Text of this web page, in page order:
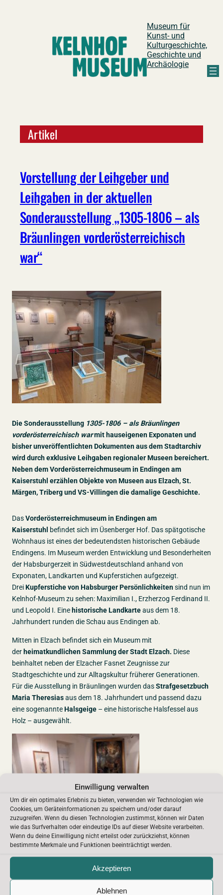
Einwilligung verwalten
Um dir ein optimales Erlebnis zu bieten, verwenden wir Technologien wie
Cookies, um Geräteinformationen zu speichern und/oder darauf
zuzugreifen. Wenn du diesen Technologien zustimmst, können wir Daten
wie das Surfverhalten oder eindeutige IDs auf dieser Website verarbeiten.
Wenn du deine Einwilligung nicht erteilst oder zurückziehst, können
bestimmte Merkmale und Funktionen beeinträchtigt werden.
Akzeptieren
Ablehnen
Museum für
Kunst- und
Kulturgeschichte,
Geschichte und
Archäologie
Artikel
Vorstellung der Leihgeber und
Leihgaben in der aktuellen
Sonderausstellung „1305-1806 – als
Bräunlingen vorderösterreichisch
war“
Die Sonderausstellung 1305-1806 – als Bräunlingen
vorderösterreichisch warmit hauseigenen Exponaten und
bisher unveröffentlichten Dokumenten aus dem Stadtarchiv
wird durch exklusive Leihgaben regionaler Museen bereichert.
Neben dem Vorderösterreichmuseum in Endingen am
Kaiserstuhl erzählen Objekte von Museen aus Elzach, St.
Märgen, Triberg und VS-Villingen die damalige Geschichte.
DasVorderösterreichmuseum in Endingen am
Kaiserstuhl befindet sich im Üsenberger Hof. Das spätgotische
Wohnhaus ist eines der bedeutendsten historischen Gebäude
Endingens. Im Museum werden Entwicklung und Besonderheiten
der Habsburgerzeit in Südwestdeutschland anhand von
Exponaten, Landkarten und Kupferstichen aufgezeigt.
DreiKupferstiche von Habsburger Persönlichkeitensind nun im
Kelnhof-Museum zu sehen: Maximilian I., Erzherzog Ferdinand II.
und Leopold I. Eine historische Landkarteaus dem 18.
Jahrhundert runden die Schau aus Endingen ab.
Mitten in Elzach befindet sich ein Museum mit
der heimatkundlichen Sammlung der Stadt Elzach. Diese
beinhaltet neben der Elzacher Fasnet Zeugnisse zur
Stadtgeschichte und zur Alltagskultur früherer Generationen.
Für die Ausstellung in Bräunlingen wurden dasStrafgesetzbuch
Maria Theresiasaus dem 18. Jahrhundert und passend dazu
eine sogenannteHalsgeige – eine historische Halsfessel aus
Holz – ausgewählt.